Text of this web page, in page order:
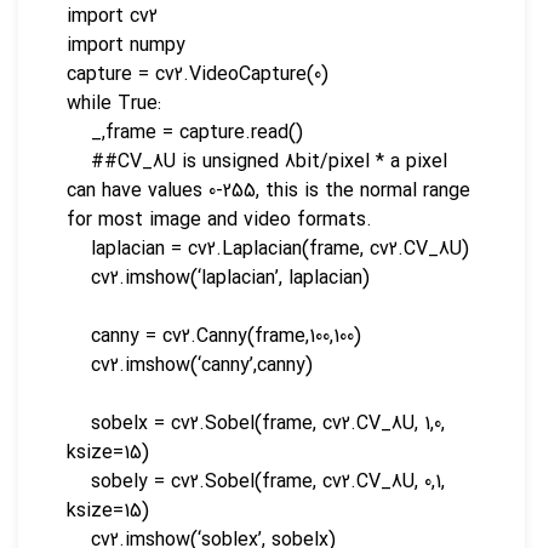
import cv2
import numpy
capture = cv2.VideoCapture(0)
while True:
_,frame = capture.read()
##CV_8U is unsigned 8bit/pixel * a pixel
can have values 0-255, this is the normal range
for most image and video formats.
laplacian = cv2.Laplacian(frame, cv2.CV_8U)
cv2.imshow(‘laplacian’, laplacian)
canny = cv2.Canny(frame,100,100)
cv2.imshow(‘canny’,canny)
sobelx = cv2.Sobel(frame, cv2.CV_8U, 1,0,
ksize=15)
sobely = cv2.Sobel(frame, cv2.CV_8U, 0,1,
ksize=15)
cv2.imshow(‘soblex’, sobelx)